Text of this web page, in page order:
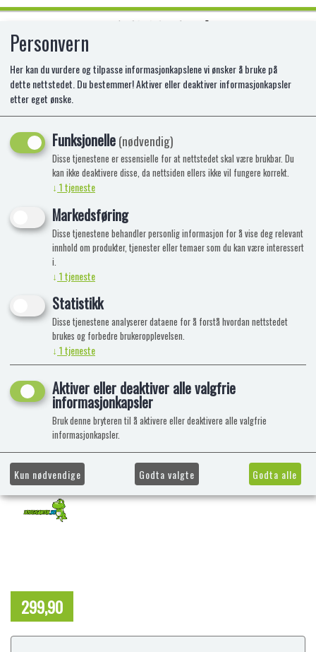
EH BABY PURE PRAMCHAIN
SI-100005705
299,90
Personvern
Her kan du vurdere og tilpasse informasjonkapslene vi ønsker å bruke på
dette nettstedet. Du bestemmer! Aktiver eller deaktiver informasjonkapsler
etter eget ønske.
Funksjonelle(nødvendig)
Disse tjenestene er essensielle for at nettstedet skal være brukbar. Du
kan ikke deaktivere disse, da nettsiden ellers ikke vil fungere korrekt.
↓ 1tjeneste
Markedsføring
Disse tjenestene behandler personlig informasjon for å vise deg relevant
innhold om produkter, tjenester eller temaer som du kan være interessert
i.
↓ 1tjeneste
Statistikk
Disse tjenestene analyserer dataene for å forstå hvordan nettstedet
brukes og forbedre brukeropplevelsen.
↓ 1tjeneste
Aktiver eller deaktiver alle valgfrie
informasjonkapsler
Bruk denne bryteren til å aktivere eller deaktivere alle valgfrie
informasjonkapsler.
Kun nødvendige Godta valgte Godta alle